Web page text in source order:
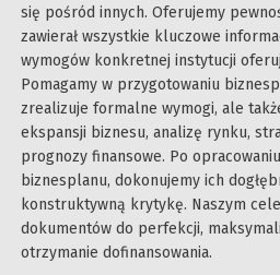
się pośród innych. Oferujemy
zawierał wszystkie kluczowe
wymogów konkretnej instytucji
Pomagamy w przygotowaniu
zrealizuje formalne wymogi, ale
ekspansji biznesu, analizę rynku,
prognozy finansowe. Po
biznesplanu, dokonujemy ich
konstruktywną krytykę. Naszym
dokumentów do perfekcji,
otrzymanie dofinansowania.